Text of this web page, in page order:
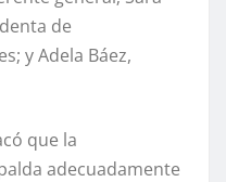
de
y Adela Báez,
que la
adecuadamente